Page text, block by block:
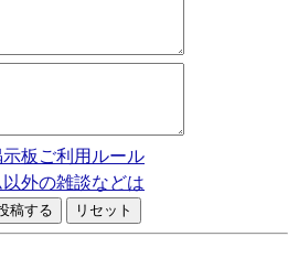
示板ご利用ルール
外の雑談などは